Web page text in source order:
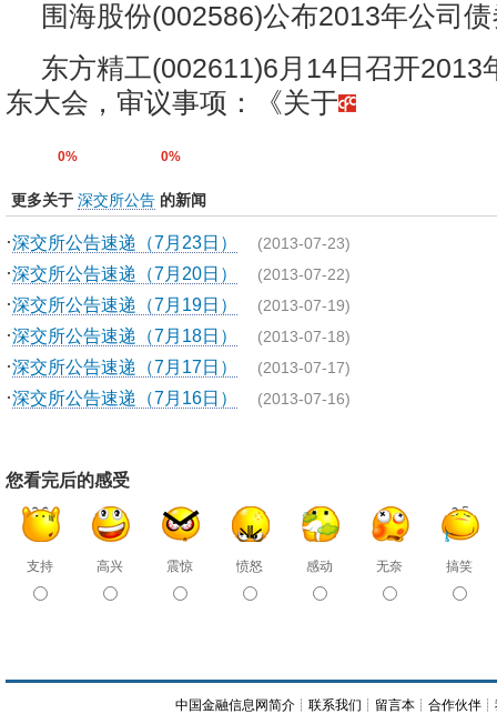
围海股份(002586)公布2013年公司
东方精工(002611)6月14日召开2013
东大会，审议事项：《关于
0% 0%
更多关于 深交所公告 的新闻
·深交所公告速递（7月23日） (2013-07-23)
·深交所公告速递（7月20日） (2013-07-22)
·深交所公告速递（7月19日） (2013-07-19)
·深交所公告速递（7月18日） (2013-07-18)
·深交所公告速递（7月17日） (2013-07-17)
·深交所公告速递（7月16日） (2013-07-16)
您看完后的感受
支持 高兴 震惊 愤怒 感动 无奈 搞笑
中国金融信息网简介 ┊联系我们 ┊ 留言本 ┊合作伙伴 ┊